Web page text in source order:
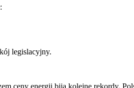
legislacyjny.
ceny energii biją kolejne rekordy.